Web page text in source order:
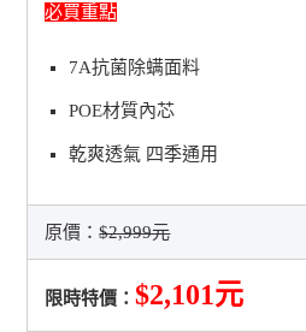
必買重點
7A抗菌除螨面料
POE材質內芯
乾爽透氣 四季通用
原價：$2,999元
限時特價：$2,101元